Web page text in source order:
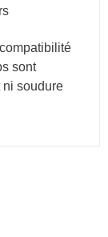
sont
ni soudure